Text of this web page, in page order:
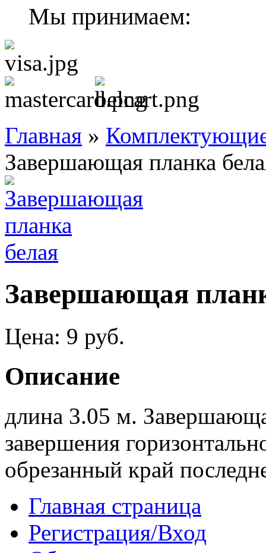
Мы принимаем:
Главная »
Завершающая планка
Завершающая
Цена: 9 руб.
Описание
длина 3.05 м.
завершения
обрезанный край
Главная страница
Регистрация/Вход